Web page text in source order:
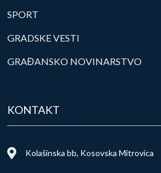
SPORT
GRADSKE VESTI
GRAĐANSKO NOVINARSTVO
KONTAKT
Kolašinska bb, Kosovska Mitrovica